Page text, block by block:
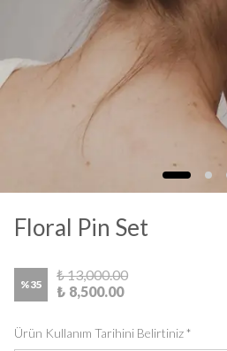
Floral Pin Set
%35
₺ 13,000.00
₺ 8,500.00
Ürün Kullanım Tarihini Belirtiniz*